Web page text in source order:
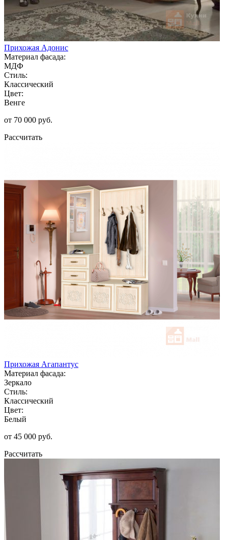
Прихожая Адонис
Материал фасада:
МДФ
Стиль:
Классический
Цвет:
Венге
от 70 000 руб.
Рассчитать
Прихожая Агапантус
Материал фасада:
Зеркало
Стиль:
Классический
Цвет:
Белый
от 45 000 руб.
Рассчитать